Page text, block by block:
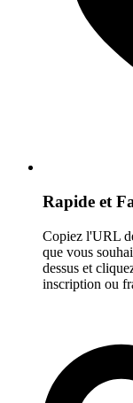
Rapide et
Copiez l'URL
que vous
dessus et
inscription ou